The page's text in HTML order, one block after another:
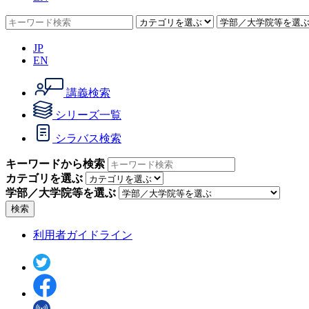
JP
EN
講義検索
シリーズ一覧
シラバス検索
キーワードから検索
カテゴリを選ぶ
学部／大学院等を選ぶ
検索
利用者ガイドライン